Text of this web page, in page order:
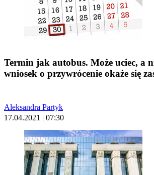
Termin jak autobus. Może uciec, a
wniosek o przywrócenie okaże się
Aleksandra Partyk
17.04.2021 | 07:30